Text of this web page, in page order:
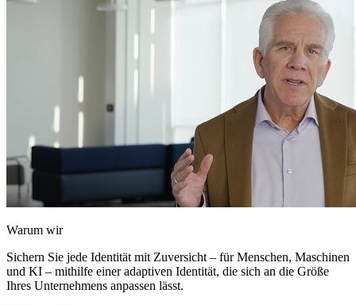
Warum wir
Sichern Sie jede Identität mit Zuversicht – für Menschen, Maschinen
und KI – mithilfe einer adaptiven Identität, die sich an die Größe
Ihres Unternehmens anpassen lässt.